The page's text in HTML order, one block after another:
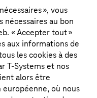
», vous
nécessaires au bon
« Accepter tout »
aux informations de
les cookies à des
T-Systemset nos
alors être
européenne, où nous